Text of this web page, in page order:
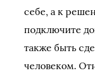
себе, а к
подключите
также быть
человеком.